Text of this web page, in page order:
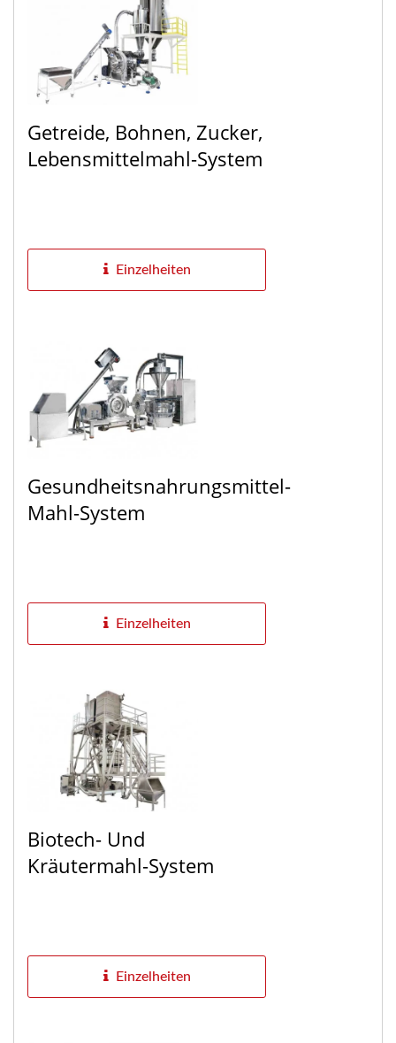
Getreide, Bohnen, Zucker,
Lebensmittelmahl-System
Einzelheiten
Gesundheitsnahrungsmittel-
Mahl-System
Einzelheiten
Biotech- Und
Kräutermahl-System
Einzelheiten